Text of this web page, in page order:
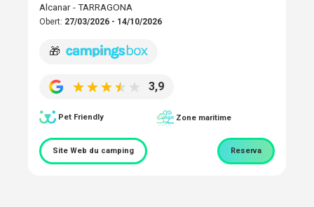
Alcanar - TARRAGONA
Obert: 27/03/2026 - 14/10/2026
🎁
3,9
Pet Friendly Zone maritime
Site Web du camping Reserva